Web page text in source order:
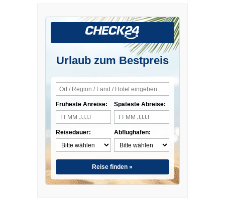
Urlaub zum Bestpreis
Früheste Anreise:
Reisedauer:
Späteste Abreise:
Abflughafen:
Reise finden »